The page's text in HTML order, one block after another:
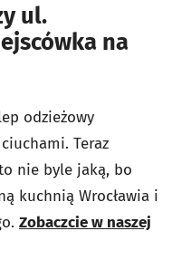
ul.
na
odzieżowy
Teraz
nie byle jaką, bo
kuchnią Wrocławia i
Zobaczcie w naszej